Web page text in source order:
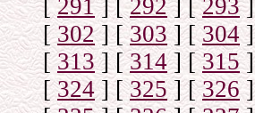
[ 291] [292] [293]
[302] [303] [304]
[313] [314] [315]
[324] [325] [326]